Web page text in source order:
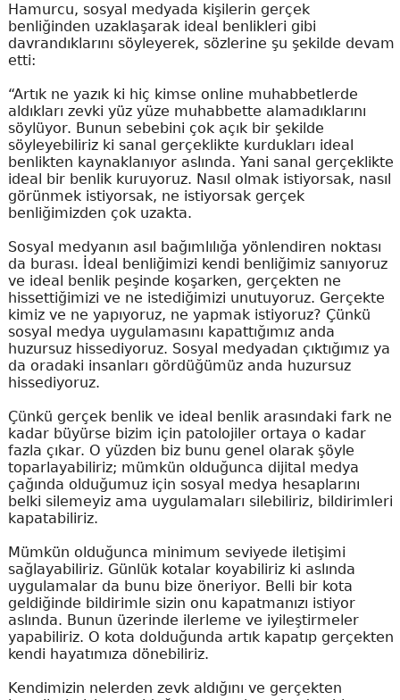
Hamurcu, sosyal medyada kişilerin gerçek
benliğinden uzaklaşarak ideal benlikleri gibi
davrandıklarını söyleyerek, sözlerine şu şekilde devam
etti:
“Artık ne yazık ki hiç kimse online muhabbetlerde
aldıkları zevki yüz yüze muhabbette alamadıklarını
söylüyor. Bunun sebebini çok açık bir şekilde
söyleyebiliriz ki sanal gerçeklikte kurdukları ideal
benlikten kaynaklanıyor aslında. Yani sanal gerçeklikte
ideal bir benlik kuruyoruz. Nasıl olmak istiyorsak, nasıl
görünmek istiyorsak, ne istiyorsak gerçek
benliğimizden çok uzakta.
Sosyal medyanın asıl bağımlılığa yönlendiren noktası
da burası. İdeal benliğimizi kendi benliğimiz sanıyoruz
ve ideal benlik peşinde koşarken, gerçekten ne
hissettiğimizi ve ne istediğimizi unutuyoruz. Gerçekte
kimiz ve ne yapıyoruz, ne yapmak istiyoruz? Çünkü
sosyal medya uygulamasını kapattığımız anda
huzursuz hissediyoruz. Sosyal medyadan çıktığımız ya
da oradaki insanları gördüğümüz anda huzursuz
hissediyoruz.
Çünkü gerçek benlik ve ideal benlik arasındaki fark ne
kadar büyürse bizim için patolojiler ortaya o kadar
fazla çıkar. O yüzden biz bunu genel olarak şöyle
toparlayabiliriz; mümkün olduğunca dijital medya
çağında olduğumuz için sosyal medya hesaplarını
belki silemeyiz ama uygulamaları silebiliriz, bildirimleri
kapatabiliriz.
Mümkün olduğunca minimum seviyede iletişimi
sağlayabiliriz. Günlük kotalar koyabiliriz ki aslında
uygulamalar da bunu bize öneriyor. Belli bir kota
geldiğinde bildirimle sizin onu kapatmanızı istiyor
aslında. Bunun üzerinde ilerleme ve iyileştirmeler
yapabiliriz. O kota dolduğunda artık kapatıp gerçekten
kendi hayatımıza dönebiliriz.
Kendimizin nelerden zevk aldığını ve gerçekten